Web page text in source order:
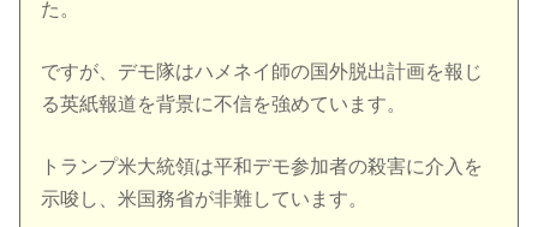
た。
ですが、デモ隊はハメネイ師の国外脱出計画を報じ
る英紙報道を背景に不信を強めています。
トランプ米大統領は平和デモ参加者の殺害に介入を
示唆し、米国務省が非難しています。